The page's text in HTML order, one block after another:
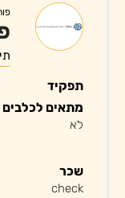
תפקיד
מתאים לכלבים
לא
שכר
check